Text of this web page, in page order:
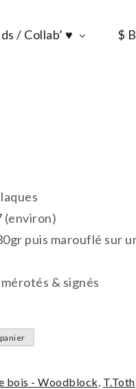
/ Collab’ ♥ $
(environ)
puis marouflé sur
& signés
bois - Woodblock, T.Toth